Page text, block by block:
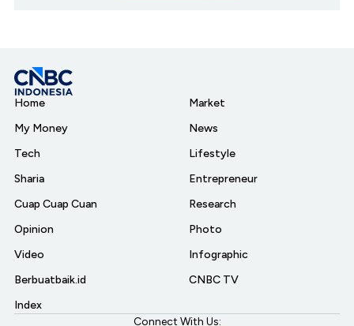
Home
My Money
Tech
Sharia
Cuap Cuap Cuan
Opinion
Video
Berbuatbaik.id
Index
Market
News
Lifestyle
Entrepreneur
Research
Photo
Infographic
CNBC TV
Connect With Us: